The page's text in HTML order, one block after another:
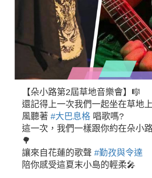
【朵小路第2屆草地音樂會】🎼
還記得上一次我們一起坐在草地
風聽著 #大巴息格 唱歌嗎?
這一次，我們一樣跟你約在朵小
🌳
讓來自花蓮的歌聲 #勤孜與令達
陪你感受這夏末小島的輕柔🎤